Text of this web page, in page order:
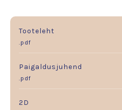
Tooteleht
.pdf
Paigaldusjuhend
.pdf
2D